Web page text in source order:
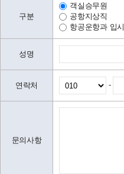
구분
객실승무원
공항지상직
항공운항과 입시
성명
연락처 -
문의사항